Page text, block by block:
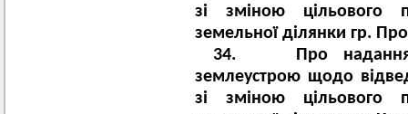
зі зміною цільового
земельної ділянки гр.
34. Про надання
землеустрою щодо
зі зміною цільового